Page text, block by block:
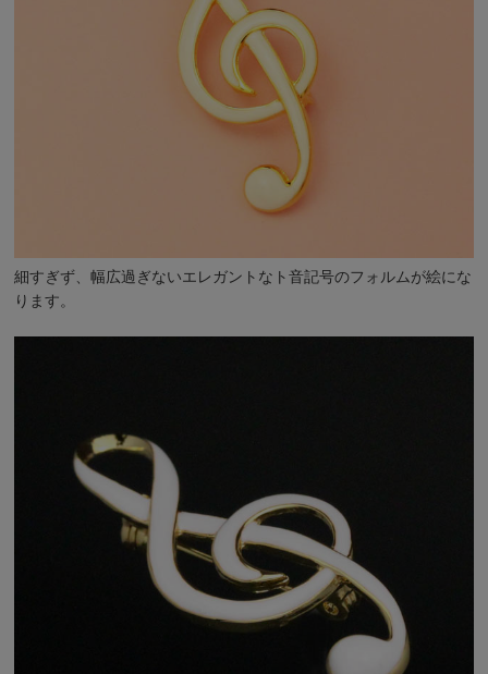
細すぎず、幅広過ぎないエレガントなト音記号のフォルムが絵にな
ります。